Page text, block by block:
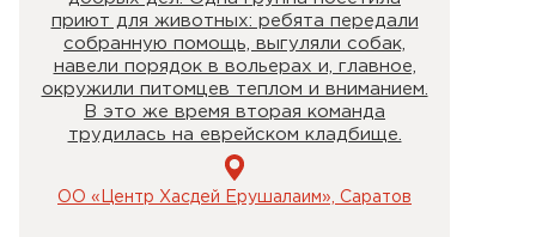
приют для животных: ребята передали
собранную помощь, выгуляли собак,
навели порядок в вольерах и, главное,
окружили питомцев теплом и вниманием.
В это же время вторая команда
трудилась на еврейском кладбище.
ОО «Центр Хасдей Ерушалаим», Саратов